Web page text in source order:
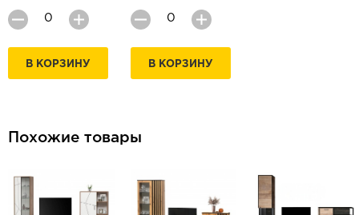
В КОРЗИНУ В КОРЗИНУ
Похожие товары